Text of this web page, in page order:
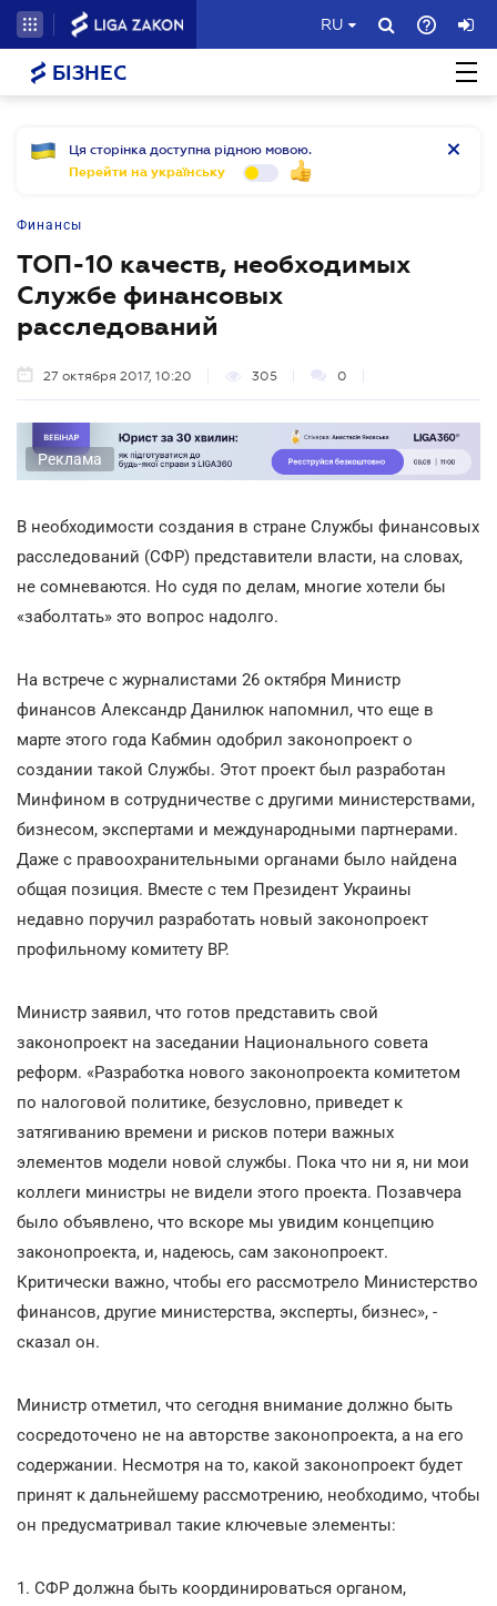
RU
БІЗНЕС
Ця сторінка доступна рідною мовою.
Перейти на українську
Финансы
ТОП-10 качеств, необходимых
Службе финансовых
расследований
27 октября 2017, 10:20 305 0
Реклама
В необходимости создания в стране Службы финансовых
расследований (СФР) представители власти, на словах,
не сомневаются. Но судя по делам, многие хотели бы
«заболтать» это вопрос надолго.
На встрече с журналистами 26 октября Министр
финансов Александр Данилюк напомнил, что еще в
марте этого года Кабмин одобрил законопроект о
создании такой Службы. Этот проект был разработан
Минфином в сотрудничестве с другими министерствами,
бизнесом, экспертами и международными партнерами.
Даже с правоохранительными органами было найдена
общая позиция. Вместе с тем Президент Украины
недавно поручил разработать новый законопроект
профильному комитету ВР.
Министр заявил, что готов представить свой
законопроект на заседании Национального совета
реформ. «Разработка нового законопроекта комитетом
по налоговой политике, безусловно, приведет к
затягиванию времени и рисков потери важных
элементов модели новой службы. Пока что ни я, ни мои
коллеги министры не видели этого проекта. Позавчера
было объявлено, что вскоре мы увидим концепцию
законопроекта, и, надеюсь, сам законопроект.
Критически важно, чтобы его рассмотрело Министерство
финансов, другие министерства, эксперты, бизнес», -
сказал он.
Министр отметил, что сегодня внимание должно быть
сосредоточено не на авторстве законопроекта, а на его
содержании. Несмотря на то, какой законопроект будет
принят к дальнейшему рассмотрению, необходимо, чтобы
он предусматривал такие ключевые элементы:
1. СФР должна быть координироваться органом,